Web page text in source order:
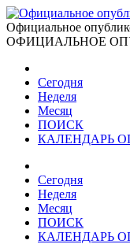
Официальное
ОФИЦИАЛЬНОЕ
Сегодня
Неделя
Месяц
ПОИСК
КАЛЕНДАРЬ
Сегодня
Неделя
Месяц
ПОИСК
КАЛЕНДАРЬ